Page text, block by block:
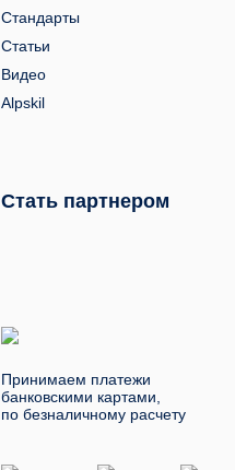
Стандарты
Статьи
Видео
Alpskil
Стать партнером
Принимаем платежи
банковскими картами,
по безналичному расчету